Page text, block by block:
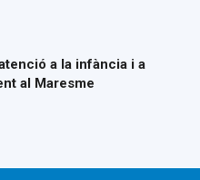
a la infància i a
al Maresme